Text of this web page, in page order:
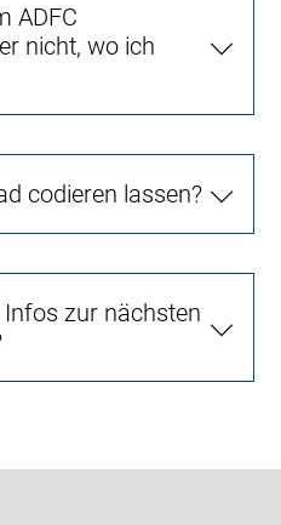
ADFC
nicht, wo ich
codieren lassen?
zur nächsten